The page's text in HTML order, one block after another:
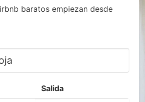
baratos empiezan desde
Salida